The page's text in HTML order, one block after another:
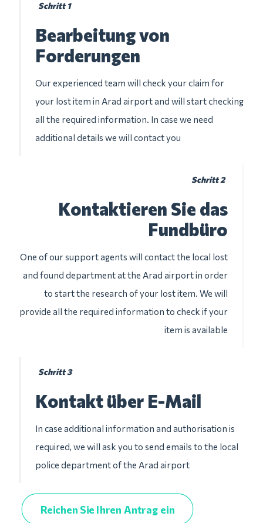
Schritt 1
Bearbeitung von
Forderungen
Our experienced team will check your claim for
your lost item in Arad airport and will start checking
all the required information. In case we need
additional details we will contact you
Schritt 2
Kontaktieren Sie das
Fundbüro
One of our support agents will contact the local lost
and found department at the Arad airport in order
to start the research of your lost item. We will
provide all the required information to check if your
item is available
Schritt 3
Kontakt über E-Mail
In case additional information and authorisation is
required, we will ask you to send emails to the local
police department of the Arad airport
Reichen Sie Ihren Antrag ein